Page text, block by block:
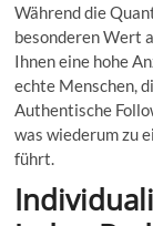
Während die
besonderen Wert
Ihnen eine hohe
echte Menschen,
Authentische
was wiederum zu
führt.